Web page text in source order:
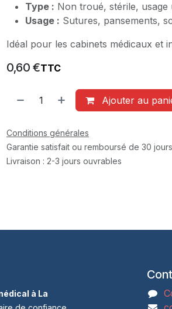
Type : Non troué, stérile, usage
Usage : Sutures, pansements,
Idéal pour les cabinets médicaux et
0,60 €TTC
Ajouter au
Conditions générales
Garantie satisfait ou remboursé de 30 jours
Livraison : 2-3 jours ouvrables
à La